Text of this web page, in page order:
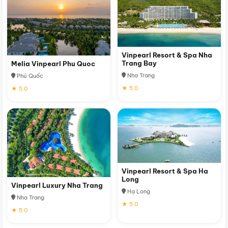
Melia Vinpearl Phu Quoc
Phú Quốc
★ 5.0
Vinpearl Resort & Spa Nha
Trang Bay
Nha Trang
★ 5.0
Vinpearl Luxury Nha Trang
Nha Trang
★ 5.0
Vinpearl Resort & Spa Ha
Long
Hạ Long
★ 5.0